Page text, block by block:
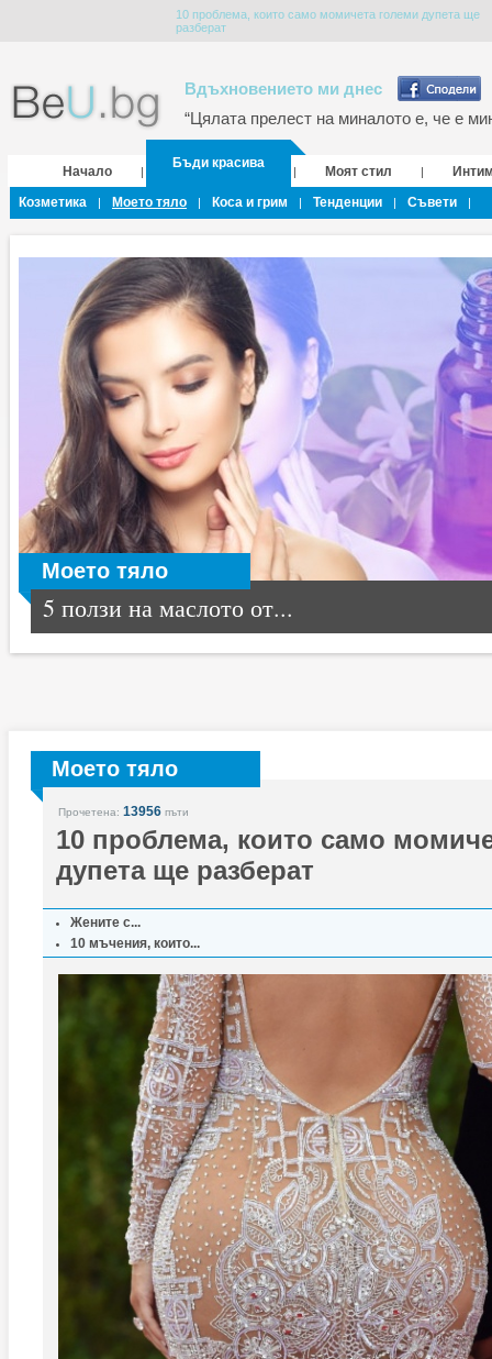
10 проблема, които само момичета големи дупета ще
разберат
Вдъхновението ми днес
“Цялата прелест на миналото е, че е
Начало |
Бъди красива
| Моят стил |
Козметика
| Моето тяло | Коса и грим | Тенденции | Съвети |
Моето тяло
5 ползи на маслото от...
Моето тяло
Прочетена: 13956 пъти
10 проблема, които само
дупета ще разберат
Жените с...
10 мъчения, които...